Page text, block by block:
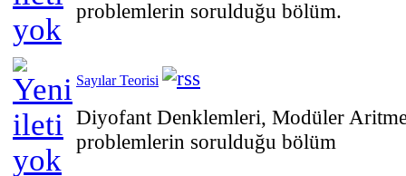
problemlerin sorulduğu bölüm.
Sayılar Teorisi
Diyofant Denklemleri, Modüler
problemlerin sorulduğu bölüm